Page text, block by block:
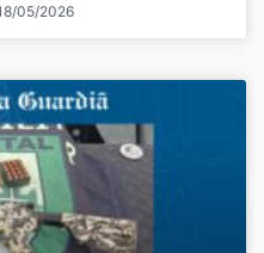
05/2026